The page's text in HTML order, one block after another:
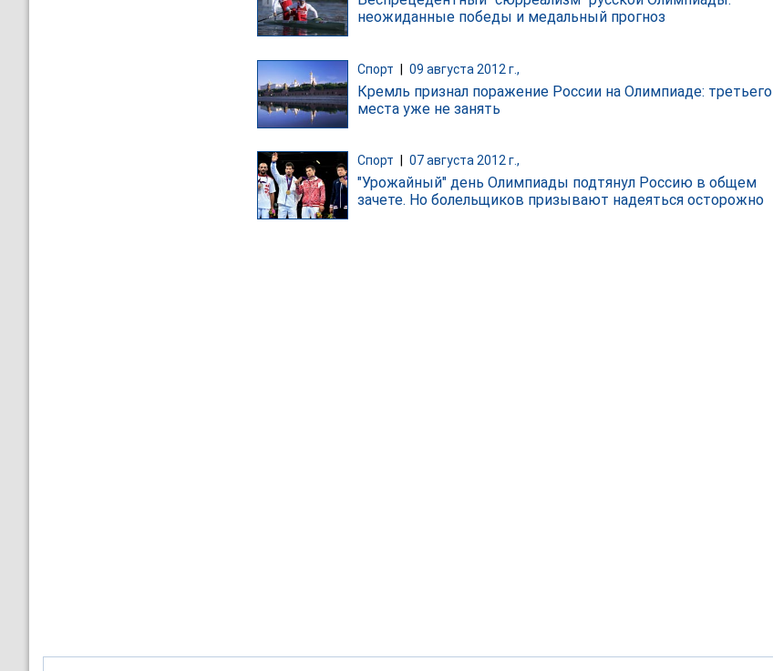
неожиданные победы и медальный прогноз
Спорт | 09 августа 2012 г.,
Кремль признал поражение России на Олимпиаде: третьего
места уже не занять
Спорт 07 августа 2012 г.,
"Урожайный" день Олимпиады подтянул Россию в общем
зачете. Но болельщиков призывают надеяться осторожно